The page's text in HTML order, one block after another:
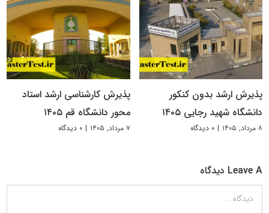
پذیرش ارشد بدون کنکور
دانشگاه شهید رجایی ۱۴۰۵
۸ مرداد, ۱۴۰۵ | ۰ دیدگاه
پذیرش کارشناسی ارشد استاد
محور دانشگاه قم ۱۴۰۵
۷ مرداد, ۱۴۰۵ | ۰ دیدگاه
Leave A دیدگاه
دیدگاه